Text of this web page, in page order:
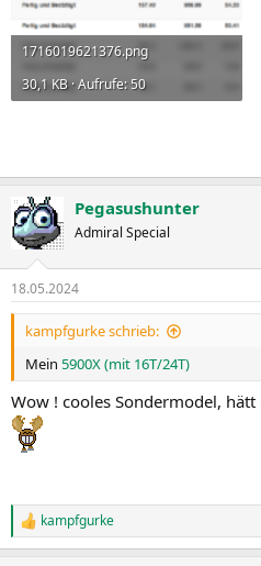
1716019621376.png
30,1 KB · Aufrufe: 50
Pegasushunter
Admiral Special
18.05.2024
kampfgurke schrieb:
Mein 5900X (mit 16T/24T)
Wow ! cooles Sondermodel,
R
e
kampfgurke